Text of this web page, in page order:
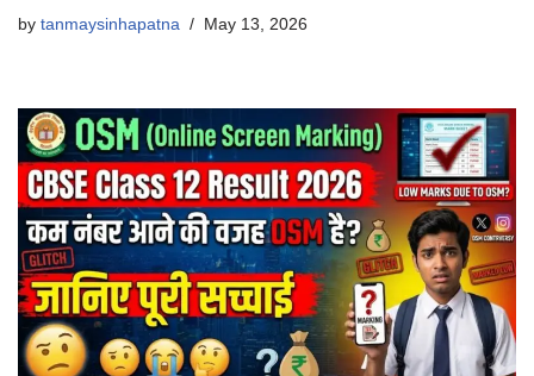
by tanmaysinhapatna May 13, 2026